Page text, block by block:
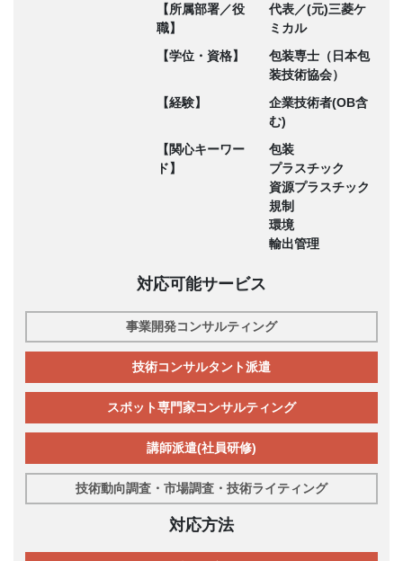
【所属部署／役
職】
代表／(元)三菱ケ
ミカル
【学位・資格】
包装専士（日本包
装技術協会）
【経験】
企業技術者(OB含
む)
【関心キーワー
ド】
包装
プラスチック
資源プラスチック
規制
環境
輸出管理
対応可能サービス
事業開発コンサルティング
技術コンサルタント派遣
スポット専門家コンサルティング
講師派遣(社員研修)
技術動向調査・市場調査・技術ライティング
対応方法